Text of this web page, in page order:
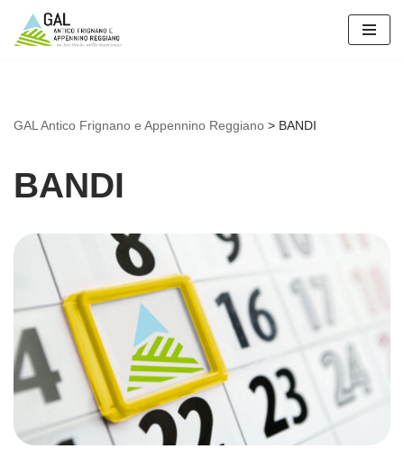
Vai
GAL Antico Frignano e Appennino Reggiano > BANDI
BANDI